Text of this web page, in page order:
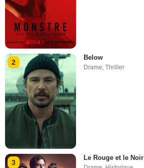
2
Below
Drame ,Thriller
3
Le Rouge et le Noir